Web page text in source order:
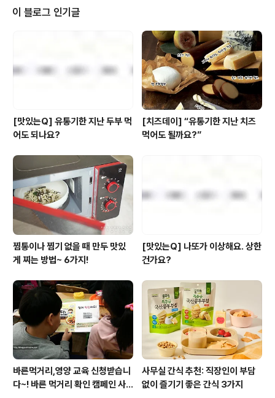
닉'이라고 붙였습니다. 블로거 여러분, 소풍처럼 신나게 저
희 공장에 다녀오시지 않겠습니까? ^ ^ 풀무원의 가장 큰
두부 공장은 충북 음성에 있습니다. 최첨단 무인 자동화 라
인을 갖추고 하루 최대 20만 모를 생산할 수 있으며 단일
두부 공장으로는 아시아는 말할 것도 없고 세계 최대 규모
입니다. 아무나 들어갈 ..
이 블로그 인기글
[맛있는Q] 유통기한 지난 두부 먹
어도 되나요?
[치즈데이] “유통기한 지난 치즈
먹어도 될까요?”
찜통이나 찜기 없을 때 만두 맛있
게 찌는 방법~ 6가지!
[맛있는Q] 나또가 이상해요. 상한
건가요?
바른먹거리,영양 교육 신청받습니
다~! 바른 먹거리 확인 캠페인 사
사무실 간식 추천: 직장인이 부담
없이 즐기기 좋은 간식 3가지